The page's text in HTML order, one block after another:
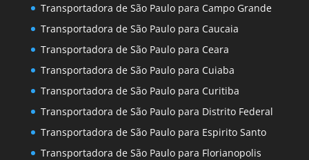
Transportadora de São Paulo para Campo Grande
Transportadora de São Paulo para Caucaia
Transportadora de São Paulo para Ceara
Transportadora de São Paulo para Cuiaba
Transportadora de São Paulo para Curitiba
Transportadora de São Paulo para Distrito Federal
Transportadora de São Paulo para Espirito Santo
Transportadora de São Paulo para Florianopolis